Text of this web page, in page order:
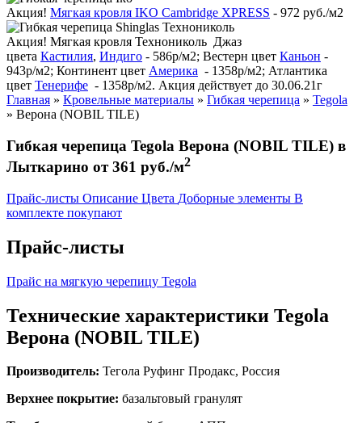
Акция! Мягкая кровля IKO Cambridge XPRESS - 972 руб./м2
Акция! Мягкая кровля Технониколь Джаз
цвета Кастилия, Индиго - 586р/м2; Вестерн цвет Каньон -
943р/м2; Континент цвет Америка - 1358р/м2; Атлантика
цвет Тенерифе - 1358р/м2. Акция действует до 30.06.21г
Главная » Кровельные материалы » Гибкая черепица » Tegola
» Верона (NOBIL TILE)
Гибкая черепица Tegola Верона (NOBIL TILE) в
Лыткарино от 361 руб./м2
Прайс-листы Описание Цвета Доборные элементы В
комплекте покупают
Прайс-листы
Прайс на мягкую черепицу Tegola
Технические характеристики Tegola
Верона (NOBIL TILE)
Производитель: Тегола Руфинг Продакс, Россия
Верхнее покрытие: базальтовый гранулят